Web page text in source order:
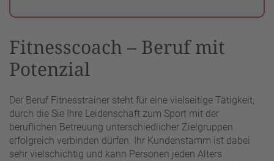
Fitnesscoach – Beruf mit
Potenzial
Der Beruf Fitnesstrainer steht für eine vielseitige Tätigkeit,
durch die Sie Ihre Leidenschaft zum Sport mit der
beruflichen Betreuung unterschiedlicher Zielgruppen
erfolgreich verbinden dürfen. Ihr Kundenstamm ist dabei
sehr vielschichtig und kann Personen jeden Alters